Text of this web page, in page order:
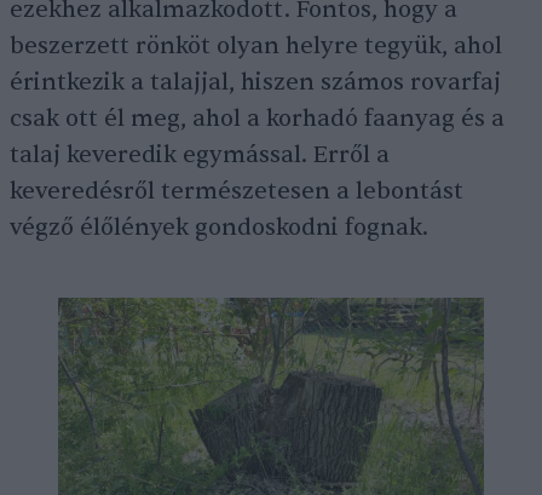
ezekhez alkalmazkodott. Fontos, hogy a
beszerzett rönköt olyan helyre tegyük, ahol
érintkezik a talajjal, hiszen számos rovarfaj
csak ott él meg, ahol a korhadó faanyag és a
talaj keveredik egymással. Erről a
keveredésről természetesen a lebontást
végző élőlények gondoskodni fognak.